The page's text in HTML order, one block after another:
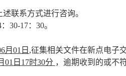
述联系方式进行咨询。
： 30-17： 30。
月01日 ,征集相关文件在新点电子
01日17时30分 ，逾期收到的或不